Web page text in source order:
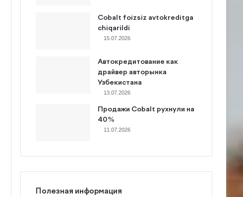
Cobalt foizsiz avtokreditga
chiqarildi
15.07.2026
Автокредитование как
драйвер авторынка
Узбекистана
13.07.2026
Продажи Cobalt рухнули на
40%
11.07.2026
Полезная информация